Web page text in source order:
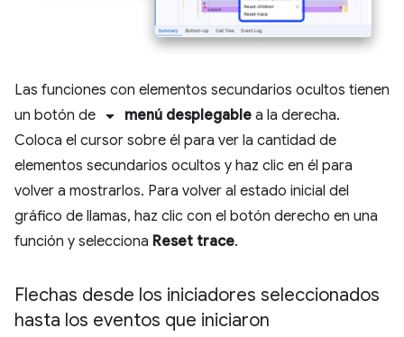
Las funciones con elementos secundarios ocultos tienen
un botón de arrow_drop_down menú desplegable a la derecha.
Coloca el cursor sobre él para ver la cantidad de
elementos secundarios ocultos y haz clic en él para
volver a mostrarlos. Para volver al estado inicial del
gráfico de llamas, haz clic con el botón derecho en una
función y selecciona Reset trace.
Flechas desde los iniciadores seleccionados
hasta los eventos que iniciaron